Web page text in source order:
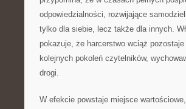
odpowiedzialności, rozwijające
tylko dla siebie, lecz także dla innych.
pokazuje, że harcerstwo wciąż
kolejnych pokoleń czytelników,
drogi.
W efekcie powstaje miejsce